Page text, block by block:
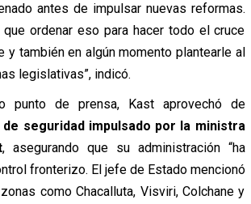
antes de impulsar nuevas reformas.
que ordenar eso para hacer todo el cruce
y también en algún momento plantearle al
legislativas”, indicó.
punto de prensa, Kast aprovechó de
seguridad impulsado por la ministra
, asegurando que su administración “ha
fronterizo. El jefe de Estado mencionó
como Chacalluta, Visviri, Colchane y